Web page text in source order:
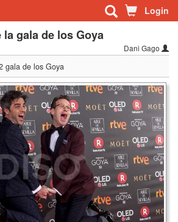
Login
gala de los Goya
Dani Gago
gala de los Goya